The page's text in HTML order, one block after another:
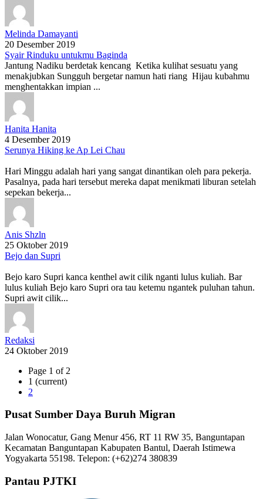
Melinda Damayanti
20 Desember 2019
Syair Rinduku untukmu Baginda
Jantung Nadiku berdetak kencang Ketika kulihat sesuatu yang
menakjubkan Sungguh bergetar namun hati riang Hijau kubahmu
menghentakkan impian ...
Hanita Hanita
4 Desember 2019
Serunya Hiking ke Ap Lei Chau
Hari Minggu adalah hari yang sangat dinantikan oleh para pekerja.
Pasalnya, pada hari tersebut mereka dapat menikmati liburan setelah
sepekan bekerja...
Anis Shzln
25 Oktober 2019
Bejo dan Supri
Bejo karo Supri kanca kenthel awit cilik nganti lulus kuliah. Bar
lulus kuliah Bejo karo Supri ora tau ketemu ngantek puluhan tahun.
Supri awit cilik...
Redaksi
24 Oktober 2019
Page 1 of 2
1 (current)
2
Pusat Sumber Daya Buruh Migran
Jalan Wonocatur, Gang Menur 456, RT 11 RW 35, Banguntapan
Kecamatan Banguntapan Kabupaten Bantul, Daerah Istimewa
Yogyakarta 55198. Telepon: (+62)274 380839
Pantau PJTKI